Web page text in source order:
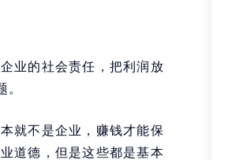
业的社会责任，把利润放
就不是企业，赚钱才能保
道德，但是这些都是基本